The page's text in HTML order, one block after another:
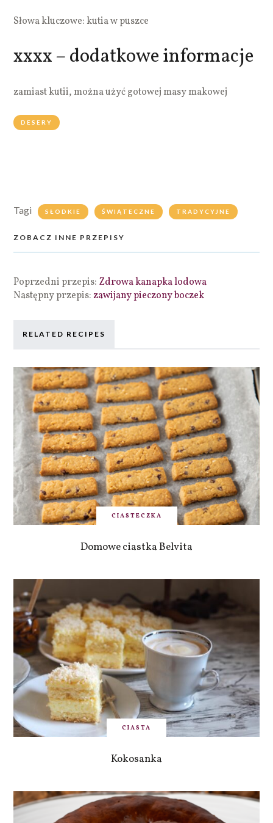
Słowa kluczowe: kutia w puszce
xxxx – dodatkowe informacje
zamiast kutii, można użyć gotowej masy makowej
DESERY
Tagi SŁODKIE ŚWIĄTECZNE TRADYCYJNE
ZOBACZ INNE PRZEPISY
Poprzedni przepis: Zdrowa kanapka lodowa
Następny przepis:zawijany pieczony boczek
RELATED RECIPES
CIASTECZKA
Domowe ciastka Belvita
CIASTA
Kokosanka